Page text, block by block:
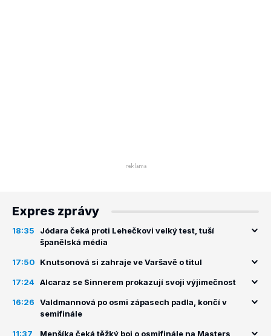
Expres zprávy
18:35
Jódara čeká proti Lehečkovi velký test, tuší
španělská média
17:50 Knutsonová si zahraje ve Varšavě o titul
17:24 Alcaraz se Sinnerem prokazují svoji výjimečnost
16:26
Valdmannová po osmi zápasech padla, končí v
semifinále
11:37 Menšíka čeká těžký boj o osmifinále na Masters